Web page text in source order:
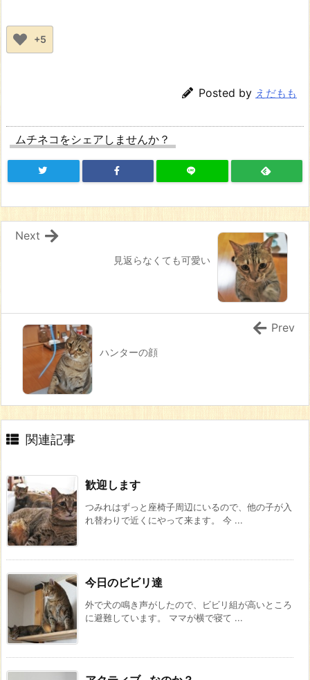
+5
Posted by えだもも
ムチネコをシェアしませんか？
見返らなくても可愛い
Next
ハンターの顔
Prev
関連記事
歓迎します
つみれはずっと座椅子周辺にいるので、他の子が入
れ替わりで近くにやって来ます。 今 ...
今日のビビリ達
外で犬の鳴き声がしたので、ビビリ組が高いところ
に避難しています。 ママが横で寝て ...